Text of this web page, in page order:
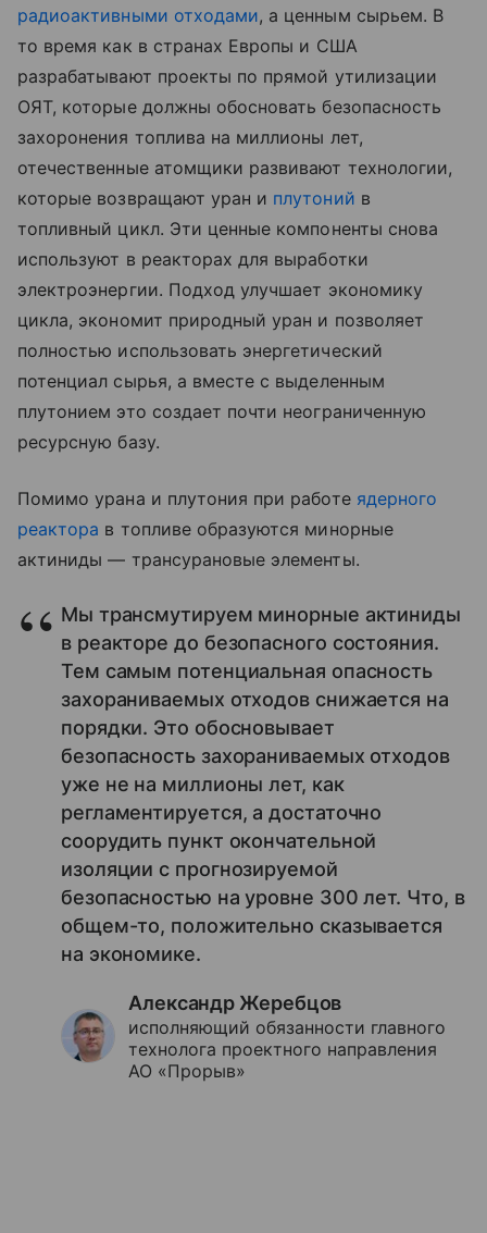
радиоактивными отходами, а ценным сырьем. В
то время как в странах Европы и США
разрабатывают проекты по прямой утилизации
ОЯТ, которые должны обосновать безопасность
захоронения топлива на миллионы лет,
отечественные атомщики развивают технологии,
которые возвращают уран и плутоний в
топливный цикл. Эти ценные компоненты снова
используют в реакторах для выработки
электроэнергии. Подход улучшает экономику
цикла, экономит природный уран и позволяет
полностью использовать энергетический
потенциал сырья, а вместе с выделенным
плутонием это создает почти неограниченную
ресурсную базу.
Помимо урана и плутония при работе ядерного
реактора в топливе образуются минорные
актиниды — трансурановые элементы.
Мы трансмутируем минорные актиниды
в реакторе до безопасного состояния.
Тем самым потенциальная опасность
захораниваемых отходов снижается на
порядки. Это обосновывает
безопасность захораниваемых отходов
уже не на миллионы лет, как
регламентируется, а достаточно
соорудить пункт окончательной
изоляции с прогнозируемой
безопасностью на уровне 300 лет. Что, в
общем-то, положительно сказывается
на экономике.
Александр Жеребцов
исполняющий обязанности главного
технолога проектного направления
АО «Прорыв»